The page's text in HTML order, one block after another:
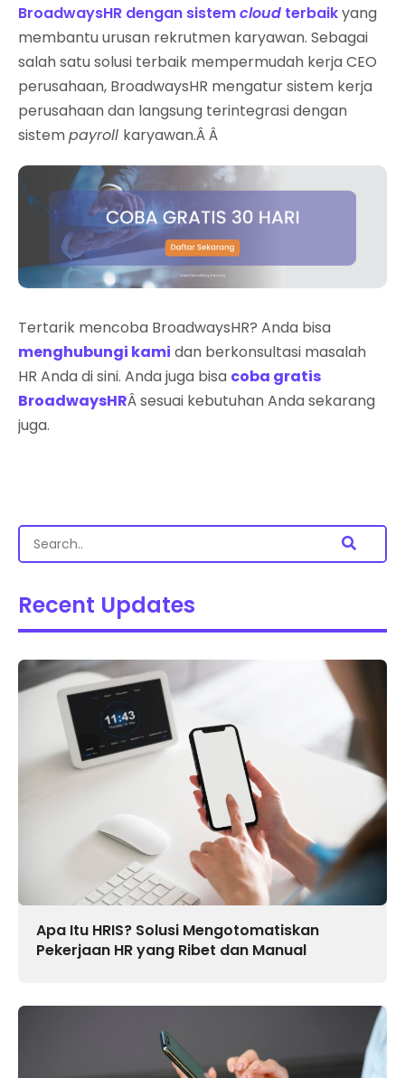
BroadwaysHR dengan sistemcloud terbaikyang
membantu urusan rekrutmen karyawan. Sebagai
salah satu solusi terbaik mempermudah kerja CEO
perusahaan, BroadwaysHR mengatur sistem kerja
perusahaan dan langsung terintegrasi dengan
sistempayroll karyawan.Â Â
Tertarik mencoba BroadwaysHR? Anda bisa
menghubungi kami dan berkonsultasi masalah
HR Anda di sini. Anda juga bisa coba gratis
BroadwaysHRÂ sesuai kebutuhan Anda sekarang
juga.
Recent Updates
Apa Itu HRIS? Solusi Mengotomatiskan
Pekerjaan HR yang Ribet dan Manual